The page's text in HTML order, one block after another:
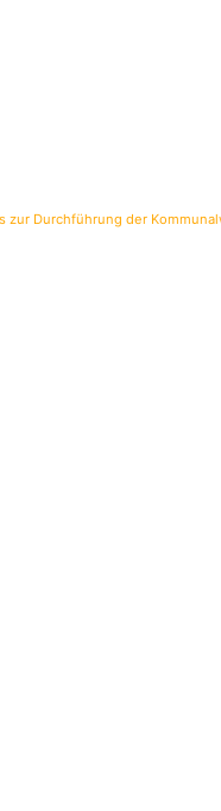
zur Durchführung der